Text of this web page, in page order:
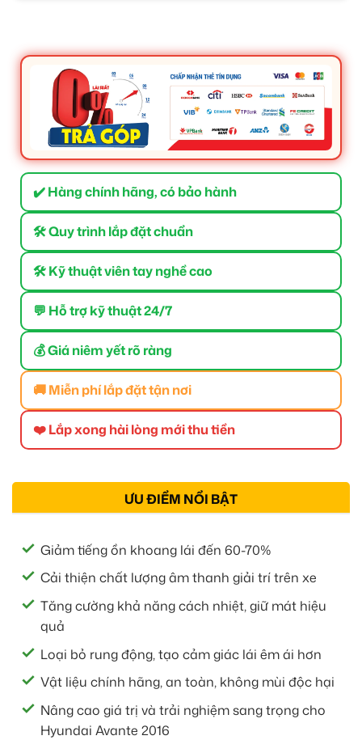
✔️ Hàng chính hãng, có bảo hành
🛠 Quy trình lắp đặt chuẩn
🛠 Kỹ thuật viên tay nghề cao
💬 Hỗ trợ kỹ thuật 24/7
💰 Giá niêm yết rõ ràng
🚚 Miễn phí lắp đặt tận nơi
❤️ Lắp xong hài lòng mới thu tiền
ƯU ĐIỂM NỔI BẬT
Giảm tiếng ồn khoang lái đến 60-70%
Cải thiện chất lượng âm thanh giải trí trên xe
Tăng cường khả năng cách nhiệt, giữ mát hiệu
quả
Loại bỏ rung động, tạo cảm giác lái êm ái hơn
Vật liệu chính hãng, an toàn, không mùi độc hại
Nâng cao giá trị và trải nghiệm sang trọng cho
Hyundai Avante 2016